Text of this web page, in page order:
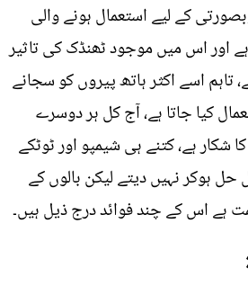
کے لیے استعمال ہونے والی
اور اس میں موجود ٹھنڈک کی تاثیر
اسے اکثر ہاتھ پیروں کو سجانے
کیا جاتا ہے، آج کل ہر دوسرے
ہے، کتنے ہی شیمپو اور ٹوٹکے
حل ہوکر نہیں دیتے لیکن بالوں کے
ہے اس کے چند فوائد درج ذیل ہیں۔